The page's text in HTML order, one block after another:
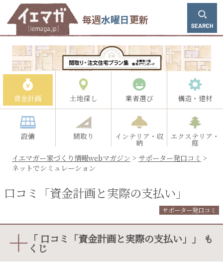
毎週水曜日更新
資金計画 土地探し 業者選び 構造・建材
設備 間取り インテリア・収
納
エクステリア・
庭
イエマガー家づくり情報webマガジン > サポーター発口コミ >
ネットでシミュレーション
口コミ「資金計画と実際の支払い」
サポーター発口コミ
「 口コミ「資金計画と実際の支払い」」 も
くじ